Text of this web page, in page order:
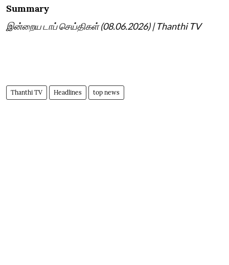
Summary
இன்றைய டாப் செய்திகள் (08.06.2026) | Thanthi TV
Thanthi TV Headlines top news